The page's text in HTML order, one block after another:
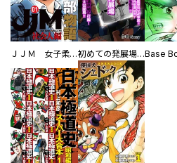
ＪＪＭ 女子柔道部物語 社会人編 初めての発展場 【白抜き修正版】